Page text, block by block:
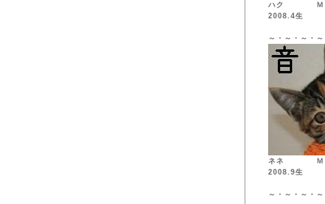
ハク
2008.4生
～・～・～・
ネネ
2008.9生
～・～・～・